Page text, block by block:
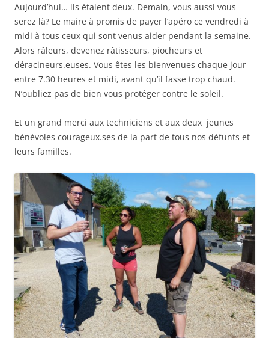
Aujourd’hui… ils étaient deux. Demain, vous aussi vous
serez là? Le maire à promis de payer l’apéro ce vendredi à
midi à tous ceux qui sont venus aider pendant la semaine.
Alors râleurs, devenez râtisseurs, piocheurs et
déracineurs.euses. Vous êtes les bienvenues chaque jour
entre 7.30 heures et midi, avant qu’il fasse trop chaud.
N’oubliez pas de bien vous protéger contre le soleil.
Et un grand merci aux techniciens et aux deux jeunes
bénévoles courageux.ses de la part de tous nos défunts et
leurs familles.